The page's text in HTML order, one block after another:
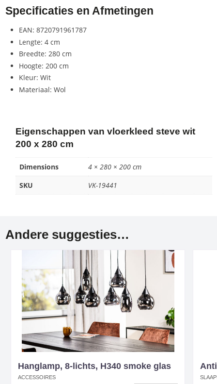
Specificaties en Afmetingen
EAN: 8720791961787
Lengte: 4 cm
Breedte: 280 cm
Hoogte: 200 cm
Kleur: Wit
Materiaal: Wol
Eigenschappen van vloerkleed steve wit
200 x 280 cm
Dimensions
4 × 280 × 200 cm
SKU
VK-19441
Andere suggesties…
Hanglamp, 8-lichts, H340 smoke glas
ACCESSOIRES